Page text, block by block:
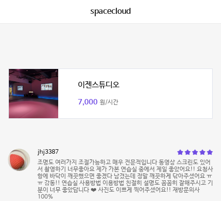
spacecloud
이젠스튜디오
7,000 원/시간
jhj3387
조명도 여러가지 조절가능하고 매우 전문적입니다 동영상 스크린도 있어
서 촬영하기 너무좋아요 제가 가본 연습실 중에서 제일 좋았어요!! 요청사
항에 바닥이 깨끗했으면 좋겠다 남겼는데 정말 깨끗하게 닦아주셨어요 ㅠ
ㅠ 감동!! 연습실 사용방법 이용방법 친절히 설명도 꼼꼼히 잘해주시고 기
분이 너무 좋았답니다 ❤️ 사진도 이쁘게 찍어주셨어요!! 재방문의사
100%